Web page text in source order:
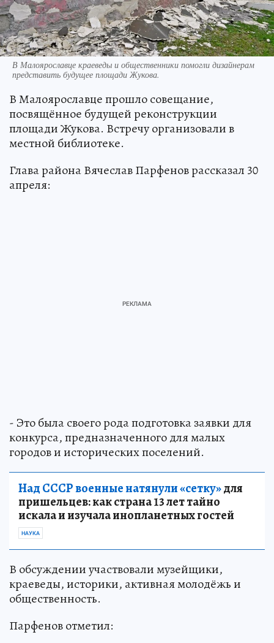
В Малоярославце краеведы и общественники помогли дизайнерам
представить будущее площади Жукова.
В Малоярославце прошло совещание,
посвящённое будущей реконструкции
площади Жукова. Встречу организовали в
местной библиотеке.
Глава района Вячеслав Парфенов рассказал 30
апреля:
- Это была своего рода подготовка заявки для
конкурса, предназначенного для малых
городов и исторических поселений.
Над СССР военные натянули «сетку»для
пришельцев: как страна 13 лет тайно
искала и изучала инопланетных гостей
НАУКА
В обсуждении участвовали музейщики,
краеведы, историки, активная молодёжь и
общественность.
Парфенов отметил: